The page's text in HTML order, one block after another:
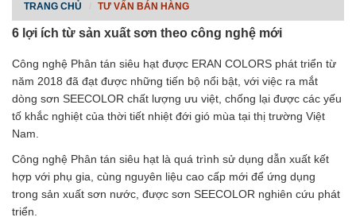
TRANG CHỦ TƯ VẤN BÁN HÀNG
6 lợi ích từ sản xuất sơn theo công nghệ mới
Công nghệ Phân tán siêu hạt được ERAN COLORS phát triển từ
năm 2018 đã đạt được những tiến bộ nổi bật, với việc ra mắt
dòng sơn SEECOLOR chất lượng ưu việt, chống lại được các yếu
tố khắc nghiệt của thời tiết nhiệt đới gió mùa tại thị trường Việt
Nam.
Công nghệ Phân tán siêu hạt là quá trình sử dụng dẫn xuất kết
hợp với phụ gia, cùng nguyên liệu cao cấp mới để ứng dụng
trong sản xuất sơn nước, được sơn SEECOLOR nghiên cứu phát
triển.